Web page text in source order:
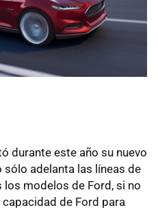
durante este año su nuevo
adelanta las líneas de
modelos de Ford, si no
de Ford para